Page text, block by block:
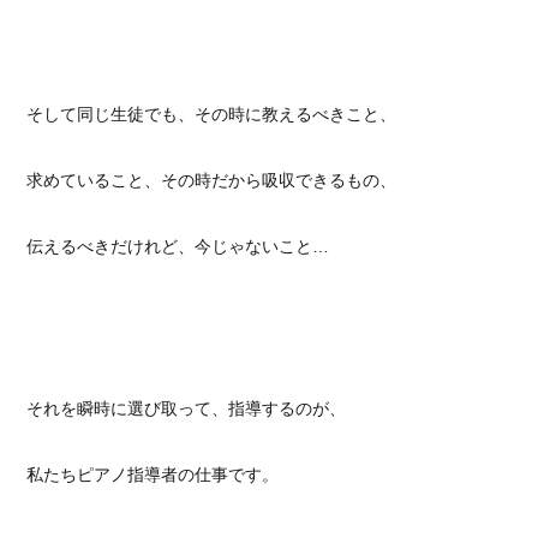
そして同じ生徒でも、その時に教えるべきこと、
求めていること、その時だから吸収できるもの、
伝えるべきだけれど、今じゃないこと…
それを瞬時に選び取って、指導するのが、
私たちピアノ指導者の仕事です。